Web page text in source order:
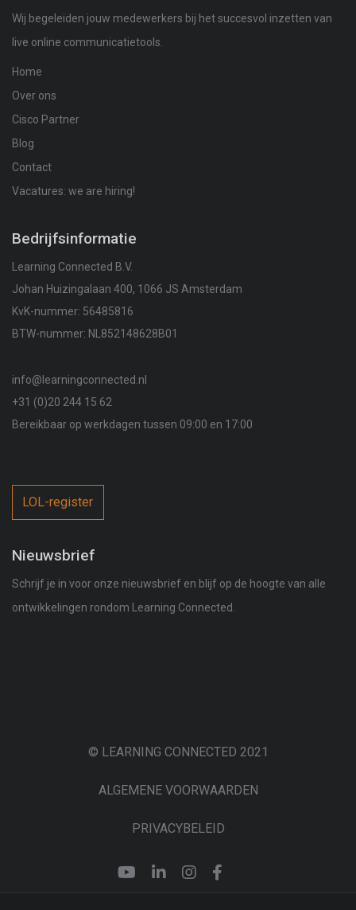
Wij begeleiden jouw medewerkers bij het succesvol inzetten van
live online communicatietools.
Home
Over ons
Cisco Partner
Blog
Contact
Vacatures: we are hiring!
Bedrijfsinformatie
Learning Connected B.V.
Johan Huizingalaan 400, 1066 JS Amsterdam
KvK-nummer: 56485816
BTW-nummer: NL852148628B01
info@learningconnected.nl
+31 (0)20 244 15 62
Bereikbaar op werkdagen tussen 09:00 en 17:00
LOL-register
Nieuwsbrief
Schrijf je in voor onze nieuwsbrief en blijf op de hoogte van alle
ontwikkelingen rondom Learning Connected.
© LEARNING CONNECTED 2021
ALGEMENE VOORWAARDEN
PRIVACYBELEID